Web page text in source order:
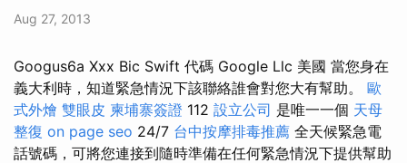
Aug 27, 2013
Googus6a Xxx Bic Swift 代碼 Google Llc 美國 當您身在
義大利時，知道緊急情況下該聯絡誰會對您大有幫助。 歐
式外燴 雙眼皮 柬埔寨簽證 112 設立公司 是唯一一個 天母
整復 on page seo 24/7 台中按摩排毒推薦 全天候緊急電
話號碼，可將您連接到隨時準備在任何緊急情況下提供幫助